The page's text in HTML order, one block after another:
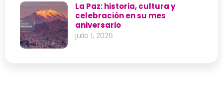
La Paz: historia, cultura y
celebración en su mes
aniversario
julio 1, 2026